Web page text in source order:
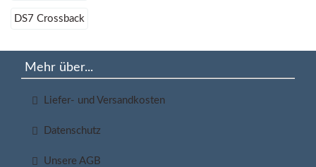
DS7 Crossback
Mehr über...
Liefer- und Versandkosten
Datenschutz
Unsere AGB